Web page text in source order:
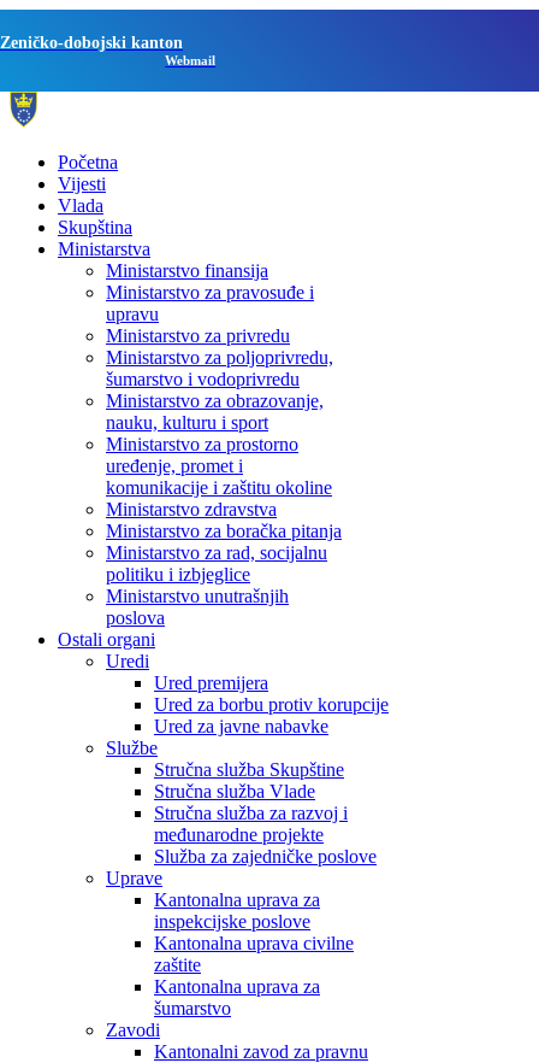
Zeničko-dobojski kanton
Webmail
Početna
Vijesti
Vlada
Skupština
Ministarstva
Ministarstvo finansija
Ministarstvo za pravosuđe i
upravu
Ministarstvo za privredu
Ministarstvo za poljoprivredu,
šumarstvo i vodoprivredu
Ministarstvo za obrazovanje,
nauku, kulturu i sport
Ministarstvo za prostorno
uređenje, promet i
komunikacije i zaštitu okoline
Ministarstvo zdravstva
Ministarstvo za boračka pitanja
Ministarstvo za rad, socijalnu
politiku i izbjeglice
Ministarstvo unutrašnjih
poslova
Ostali organi
Uredi
Ured premijera
Ured za borbu protiv korupcije
Ured za javne nabavke
Službe
Stručna služba Skupštine
Stručna služba Vlade
Stručna služba za razvoj i
međunarodne projekte
Služba za zajedničke poslove
Uprave
Kantonalna uprava za
inspekcijske poslove
Kantonalna uprava civilne
zaštite
Kantonalna uprava za
šumarstvo
Zavodi
Kantonalni zavod za pravnu